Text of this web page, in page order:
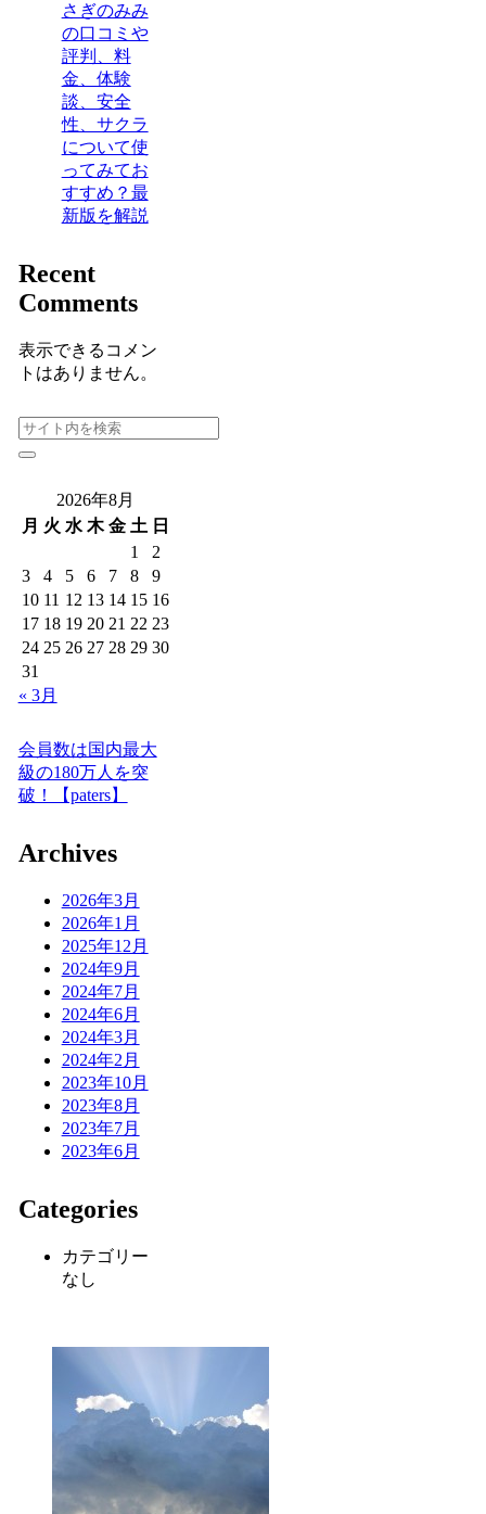
さぎのみみ
の口コミや
評判、料
金、体験
談、安全
性、サクラ
について使
ってみてお
すすめ？最
新版を解説
Recent
Comments
表示できるコメン
トはありません。
2026年8月
月 火 水 木 金 土 日
1
2
3
4 5 6 7 8
9
10 11 12 13 14 15 16
17 18 19 20 21 22 23
24 25 26 27 28 29 30
31
« 3月
会員数は国内最大
級の180万人を突
破！【paters】
Archives
2026年3月
2026年1月
2025年12月
2024年9月
2024年7月
2024年6月
2024年3月
2024年2月
2023年10月
2023年8月
2023年7月
2023年6月
Categories
カテゴリー
なし